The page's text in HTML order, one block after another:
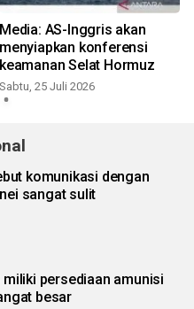
Media: AS-Inggris akan
menyiapkan konferensi
keamanan Selat Hormuz
Sabtu, 25 Juli 2026
komunikasi dengan
sangat sulit
miliki persediaan amunisi
besar